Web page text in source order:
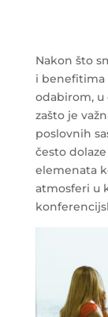
Nakon što
i benefitima
odabirom,
zašto je
poslovnih
često
elemenata
atmosferi u